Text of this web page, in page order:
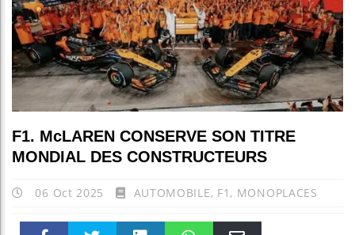
F1. McLAREN CONSERVE SON TITRE
MONDIAL DES CONSTRUCTEURS
06 Oct 2025 AUTOMOBILE, F1 , MONOPLACES